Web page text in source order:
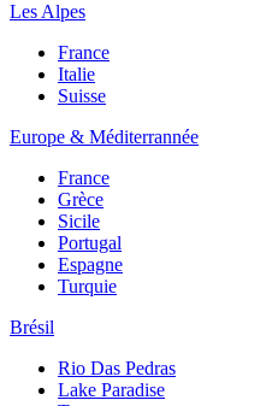
Les Alpes
France
Italie
Suisse
Europe & Méditerrannée
France
Grèce
Sicile
Portugal
Espagne
Turquie
Brésil
Rio Das Pedras
Lake Paradise